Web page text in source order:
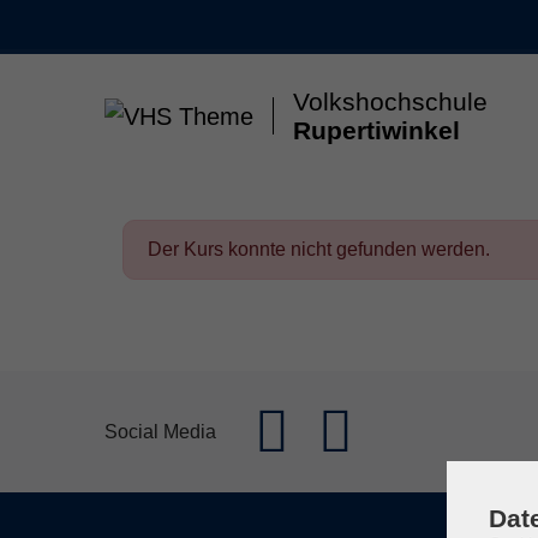
Volkshochschule
Rupertiwinkel
Kunst & Kultur
Der Kurs konnte nicht gefunden werden.
Social Media